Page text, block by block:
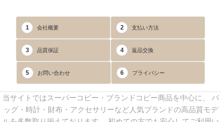
1 会社概要 2 支払い方法
3 品質保証 4 返品交換
5 お問い合わせ 6 プライバシー
当サイトではスーパーコピー・ブランドコピー商品を中心に、 バ
ッグ・時計・財布・アクセサリーなど人気ブランドの高品質モデ